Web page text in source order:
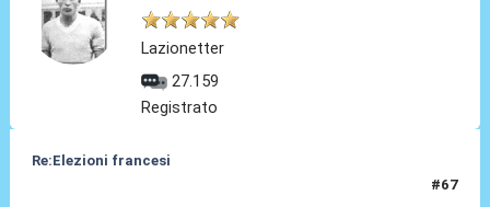
Lazionetter
27.159
Registrato
Re:Elezioni francesi
#67